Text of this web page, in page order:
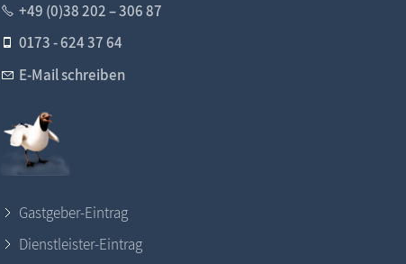
+49 (0)38 202 – 306 87
0173 - 624 37 64
E-Mail schreiben
Gastgeber-Eintrag
Dienstleister-Eintrag